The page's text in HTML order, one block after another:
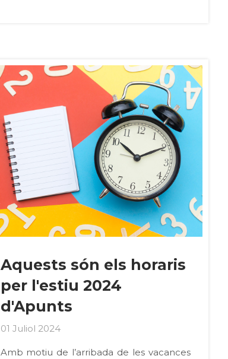
Aquests són els horaris
per l'estiu 2024
d'Apunts
01 Juliol 2024
Amb motiu de l’arribada de les vacances